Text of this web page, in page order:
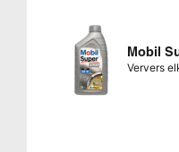
Mobil
Ververs